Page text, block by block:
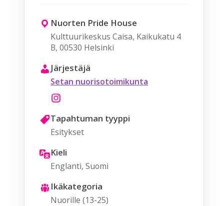
Nuorten Pride House
Kulttuurikeskus Caisa, Kaikukatu 4
B, 00530 Helsinki
Järjestäjä
Setan nuorisotoimikunta
Tapahtuman tyyppi
Esitykset
Kieli
Englanti, Suomi
Ikäkategoria
Nuorille (13-25)